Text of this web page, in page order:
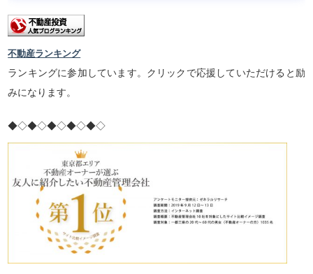
不動産ランキング
ランキングに参加しています。クリックで応援していただけると励
みになります。
◆◇◆◇◆◇◆◇◆◇